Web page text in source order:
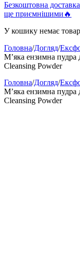
Безкоштовна
ще приємнішими🔥
У кошику немає
Головна/Догляд/
М’яка ензимна
Cleansing Powder
Головна/Догляд/
М’яка ензимна
Cleansing Powder